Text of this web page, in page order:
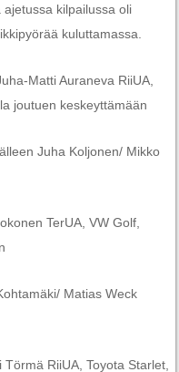
kilpailussa oli
kuluttamassa.
Matti Auraneva RiiUA,
joutuen keskeyttämään
Juha Koljonen/ Mikko
TerUA, VW Golf,
Matias Weck
RiiUA, Toyota Starlet,